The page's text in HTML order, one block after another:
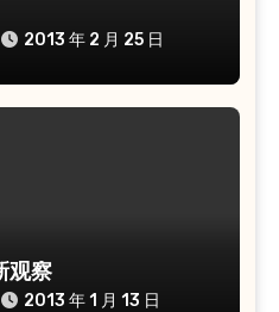
2013 年 2 月 25 日
观察
2013 年 1 月 13 日